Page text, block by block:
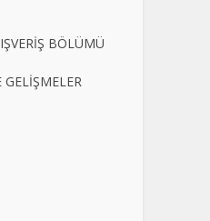
BÖLÜMÜ
GELİŞMELER